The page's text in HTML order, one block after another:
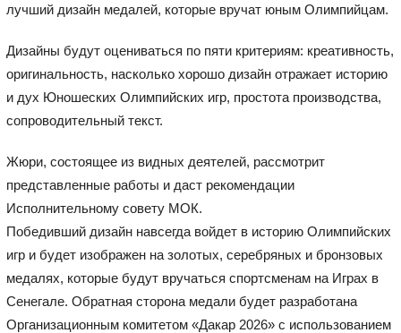
лучший дизайн медалей, которые вручат юным Олимпийцам.
Дизайны будут оцениваться по пяти критериям: креативность,
оригинальность, насколько хорошо дизайн отражает историю
и дух Юношеских Олимпийских игр, простота производства,
сопроводительный текст.
Жюри, состоящее из видных деятелей, рассмотрит
представленные работы и даст рекомендации
Исполнительному совету МОК.
Победивший дизайн навсегда войдет в историю Олимпийских
игр и будет изображен на золотых, серебряных и бронзовых
медалях, которые будут вручаться спортсменам на Играх в
Сенегале. Обратная сторона медали будет разработана
Организационным комитетом «Дакар 2026» с использованием